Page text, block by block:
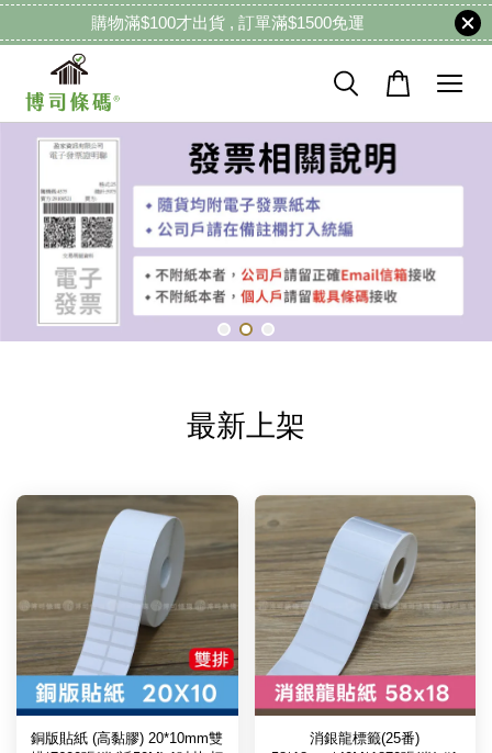
購物滿$100才出貨 , 訂單滿$1500免運
最新上架
銅版貼紙 (高黏膠) 20*10mm雙
消銀龍標籤(25番)